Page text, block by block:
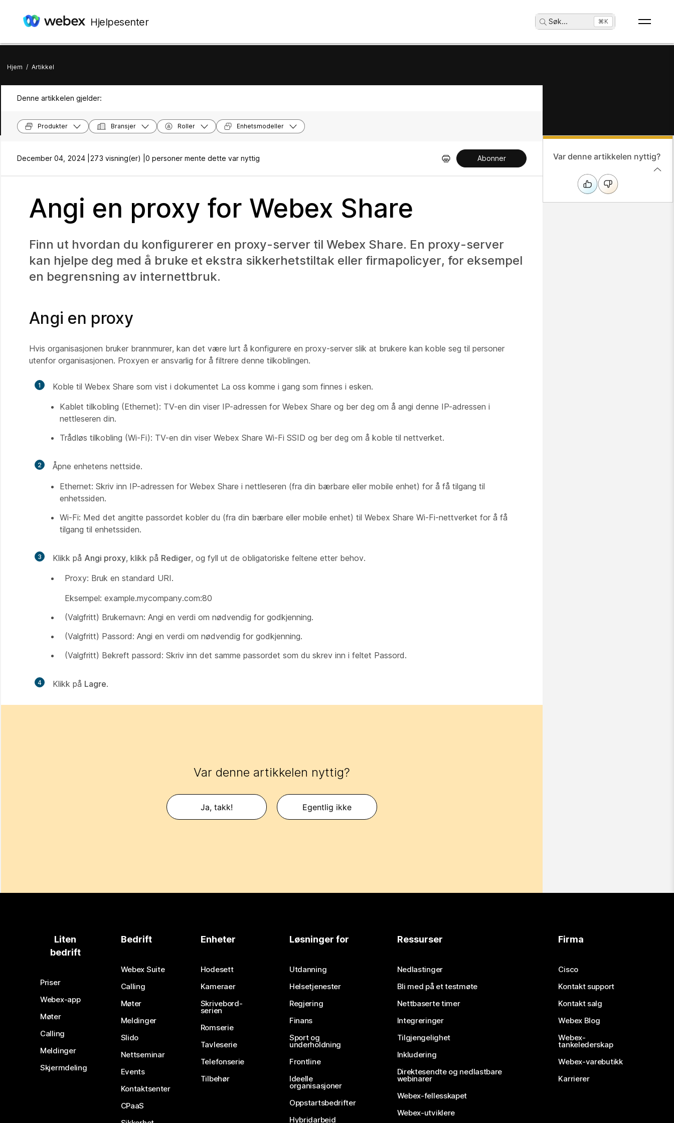
Hjelpesenter Søk... ⌘K
Hjem / Artikkel
Denne artikkelen gjelder:
Produkter Bransjer Roller Enhetsmodeller
December 04, 2024 | 273 visning(er) | 0 personer mente dette var nyttig Abonner
Angi en proxy for Webex Share
Finn ut hvordan du konfigurerer en proxy-server til Webex Share. En proxy-server
kan hjelpe deg med å bruke et ekstra sikkerhetstiltak eller firmapolicyer, for eksempel
en begrensning av internettbruk.
Angi en proxy
Hvis organisasjonen bruker brannmurer, kan det være lurt å konfigurere en proxy-server slik at brukere kan koble seg til personer
utenfor organisasjonen. Proxyen er ansvarlig for å filtrere denne tilkoblingen.
1 Koble til Webex Share som vist i dokumentet La oss komme i gang som finnes i esken.
Kablet tilkobling (Ethernet): TV-en din viser IP-adressen for Webex Share og ber deg om å angi denne IP-adressen i
nettleseren din.
Trådløs tilkobling (Wi-Fi): TV-en din viser Webex Share Wi-Fi SSID og ber deg om å koble til nettverket.
2
Åpne enhetens nettside.
Ethernet: Skriv inn IP-adressen for Webex Share i nettleseren (fra din bærbare eller mobile enhet) for å få tilgang til
enhetssiden.
Wi-Fi: Med det angitte passordet kobler du (fra din bærbare eller mobile enhet) til Webex Share Wi-Fi-nettverket for å få
tilgang til enhetssiden.
3 Klikk på Angi proxy, klikk på Rediger, og fyll ut de obligatoriske feltene etter behov.
Proxy: Bruk en standard URI.
Eksempel: example.mycompany.com:80
(Valgfritt) Brukernavn: Angi en verdi om nødvendig for godkjenning.
(Valgfritt) Passord: Angi en verdi om nødvendig for godkjenning.
(Valgfritt) Bekreft passord: Skriv inn det samme passordet som du skrev inn i feltet Passord.
4 Klikk på Lagre.
Var denne artikkelen nyttig?
Ja, takk! Egentlig ikke
Var denne artikkelen nyttig?
Liten
bedrift
Priser
Webex-app
Møter
Calling
Meldinger
Skjermdeling
Bedrift
Webex Suite
Calling
Møter
Meldinger
Slido
Nettseminar
Events
Kontaktsenter
CPaaS
Enheter
Hodesett
Kameraer
Skrivebord-
serien
Romserie
Tavleserie
Telefonserie
Tilbehør
Løsninger for
Utdanning
Helsetjenester
Regjering
Finans
Sport og
underholdning
Frontline
Ideelle
organisasjoner
Oppstartsbedrifter
Hybridarbeid
Ressurser
Nedlastinger
Bli med på et testmøte
Nettbaserte timer
Integreringer
Tilgjengelighet
Inkludering
Direktesendte og nedlastbare
webinarer
Webex-fellesskapet
Webex-utviklere
Firma
Cisco
Kontakt support
Kontakt salg
Webex Blog
Webex-
tankelederskap
Webex-varebutikk
Karrierer